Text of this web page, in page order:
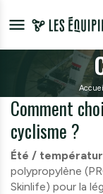
menu
Comment
cyclisme ?
Été /
polypropylène
Skinlife) pour la